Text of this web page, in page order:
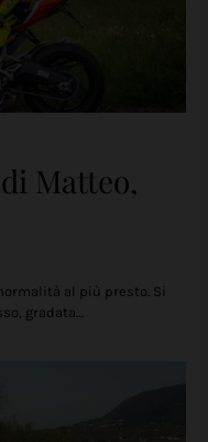
Matteo,
al più presto. Si
gradata…